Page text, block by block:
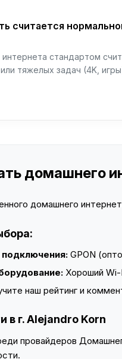
считается
стандартом
тяжелых задач (4K,
домашнего
домашнего
подключения: GPON
Хороший
наш рейтинг и
в г. Alejandro Korn
провайдеров